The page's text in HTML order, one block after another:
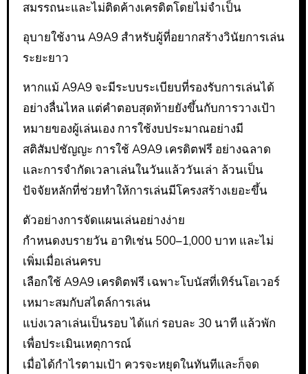
สมรรถนะและไม่ติดค้างเครดิตโดยไม่จำเป็น
อุบายใช้งาน A9A9 สำหรับผู้ที่อยากสร้างวินัยการเล่น
ระยะยาว
หากแม้ A9A9 จะมีระบบระเบียบที่รองรับการเล่นได้
อย่างลื่นไหล แต่คำตอบสุดท้ายยังขึ้นกับการวางเป้า
หมายของผู้เล่นเอง การใช้งบประมาณอย่างมี
สติสัมปชัญญะ การใช้ A9A9 เครดิตฟรี อย่างฉลาด
และการจำกัดเวลาเล่นในวันแล้ววันเล่า ล้วนเป็น
ปัจจัยหลักที่ช่วยทำให้การเล่นมีโครงสร้างเยอะขึ้น
ตัวอย่างการจัดแผนเล่นอย่างง่าย
กำหนดงบรายวัน อาทิเช่น 500–1,000 บาท และไม่
เพิ่มเมื่อเล่นครบ
เลือกใช้ A9A9 เครดิตฟรี เฉพาะโบนัสที่เทิร์นโอเวอร์
เหมาะสมกับสไตล์การเล่น
แบ่งเวลาเล่นเป็นรอบ ได้แก่ รอบละ 30 นาที แล้วพัก
เพื่อประเมินเหตุการณ์
เมื่อได้กำไรตามเป้า ควรจะหยุดในทันทีและก็จด